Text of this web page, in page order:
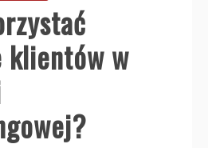
klientów w